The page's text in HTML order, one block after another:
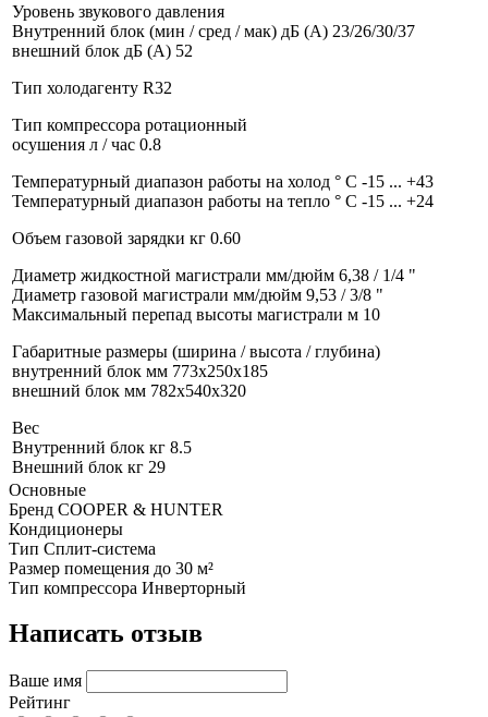
Уровень звукового давления
Внутренний блок (мин / сред / мак) дБ (A) 23/26/30/37
внешний блок дБ (A) 52
Тип холодагенту R32
Тип компрессора ротационный
осушения л / час 0.8
Температурный диапазон работы на холод ° C -15 ... +43
Температурный диапазон работы на тепло ° C -15 ... +24
Объем газовой зарядки кг 0.60
Диаметр жидкостной магистрали мм/дюйм 6,38 / 1/4 "
Диаметр газовой магистрали мм/дюйм 9,53 / 3/8 "
Максимальный перепад высоты магистрали м 10
Габаритные размеры (ширина / высота / глубина)
внутренний блок мм 773x250x185
внешний блок мм 782x540x320
Вес
Внутренний блок кг 8.5
Внешний блок кг 29
Основные
Бренд COOPER & HUNTER
Кондиционеры
Тип Сплит-система
Размер помещения до 30 м²
Тип компрессора Инверторный
Написать отзыв
Ваше имя
Рейтинг